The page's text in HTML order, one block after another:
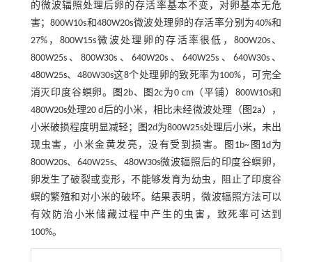
的微波辐照处理后卵的存活率基本不变，对卵基本无危
害；800W10s和480W20s微波处理卵的存活率分别为40%和
27%，800W15s微波处理卵的存活率很低，800W20s、
800W25s、800W30s、640W20s、640W25s、640W30s、
480W25s、480W30s这8个处理卵的致死率为100%，可完全
消灭印度谷螟卵。
图2b、 图2c为0 cm（平铺）800W10s和
480W20s处理20 d后的小米，相比未经微波处理（ 图2a），
小米破损程度明显减轻；
图2d为800W25s处理后小米，未出
现虫害，小米金黄发亮，没有受到损害。
图1b~ 图1d为
800W20s、640W25s、480W30s微波辐照后的印度谷螟卵，
卵发生了破裂或变形，不能够发育为幼虫，阻止了印度谷
螟的繁殖和对小米的破坏。结果表明，微波辐照方法可以
有效防治小米储藏过程中产生的虫害，致死率可达到
100%。